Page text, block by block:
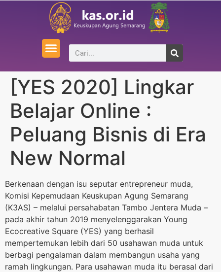
[YES 2020] Lingkar
Belajar Online :
Peluang Bisnis di Era
New Normal
Berkenaan dengan isu seputar entrepreneur muda,
Komisi Kepemudaan Keuskupan Agung Semarang
(K3AS) – melalui persahabatan Tambo Jentera Muda –
pada akhir tahun 2019 menyelenggarakan Young
Ecocreative Square (YES) yang berhasil
mempertemukan lebih dari 50 usahawan muda untuk
berbagi pengalaman dalam membangun usaha yang
ramah lingkungan. Para usahawan muda itu berasal dari